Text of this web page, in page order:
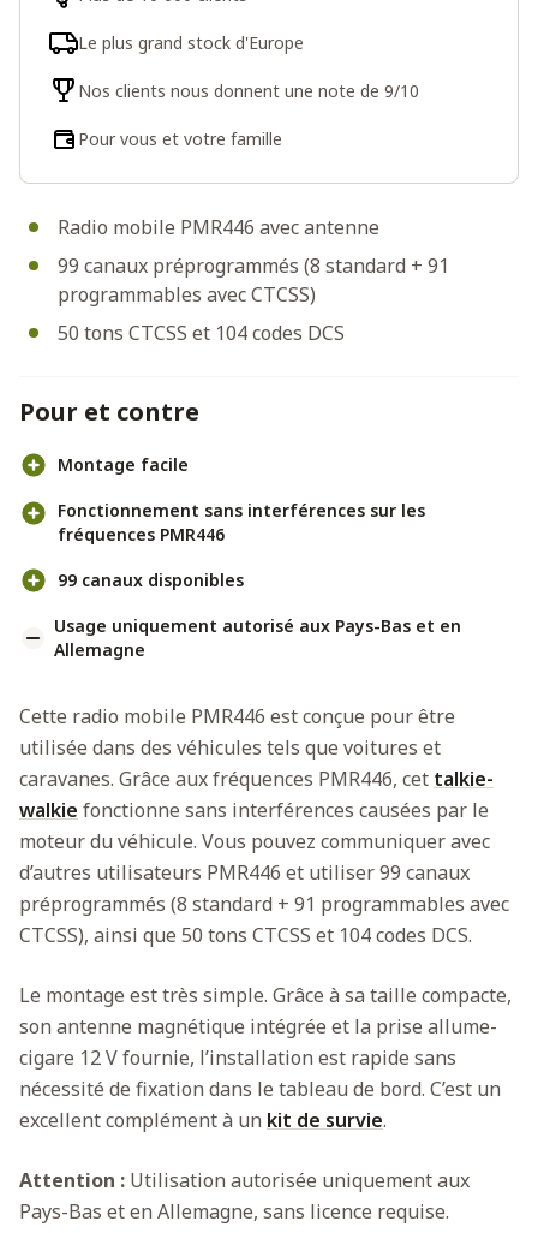
Radio mobile PMR446 avec antenne
99 canaux préprogrammés (8 standard + 91
programmables avec CTCSS)
50 tons CTCSS et 104 codes DCS
Le plus grand stock d'Europe
Nos clients nous donnent une note de 9/10
Pour vous et votre famille
Pour et contre
Montage facile
Fonctionnement sans interférences sur les
fréquences PMR446
99 canaux disponibles
Usage uniquement autorisé aux Pays-Bas et en
Allemagne
Cette radio mobile PMR446 est conçue pour être
utilisée dans des véhicules tels que voitures et
caravanes. Grâce aux fréquences PMR446, cet talkie-
walkie fonctionne sans interférences causées par le
moteur du véhicule. Vous pouvez communiquer avec
d’autres utilisateurs PMR446 et utiliser 99 canaux
préprogrammés (8 standard + 91 programmables avec
CTCSS), ainsi que 50 tons CTCSS et 104 codes DCS.
Le montage est très simple. Grâce à sa taille compacte,
son antenne magnétique intégrée et la prise allume-
cigare 12 V fournie, l’installation est rapide sans
nécessité de fixation dans le tableau de bord. C’est un
excellent complément à un kit de survie.
Attention : Utilisation autorisée uniquement aux
Pays-Bas et en Allemagne, sans licence requise.